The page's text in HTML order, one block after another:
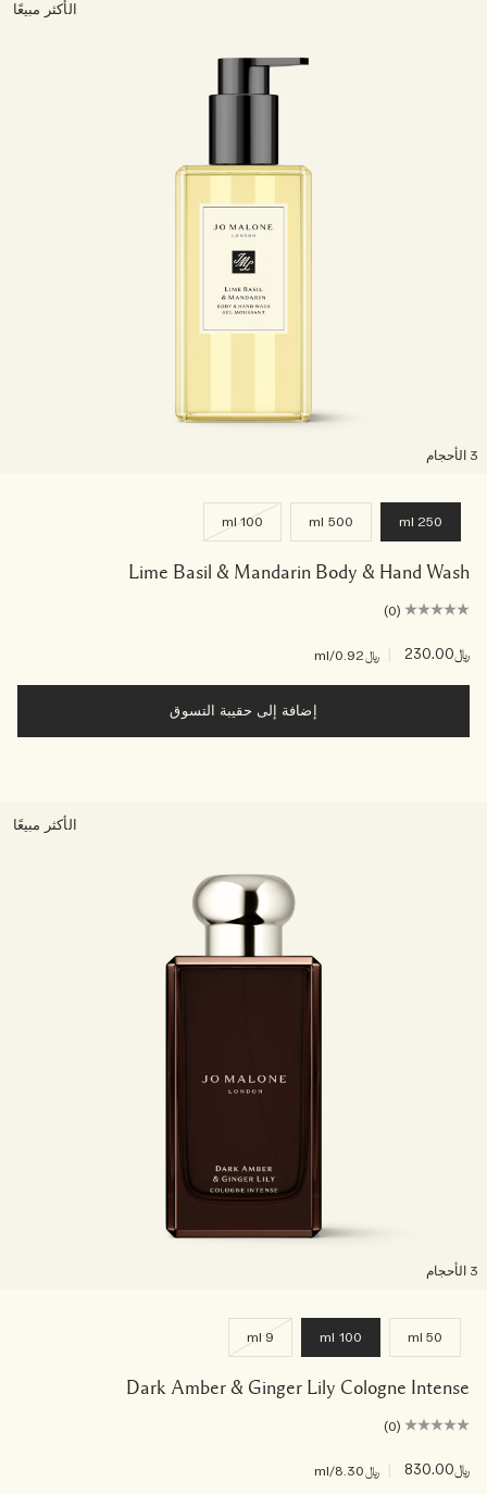
الأكثر مبيعًا
250 ml
500 ml
100 ml
Lime Basil & Mandarin Body & Hand Wash
(0)
﷼230.00 ﷼0.92 /ml
إضافة إلى حقيبة التسوق
الأكثر مبيعًا
50 ml
100 ml
Dark Amber & Ginger Lily Cologne Intense
(0)
﷼830.00 ﷼8.30 /ml